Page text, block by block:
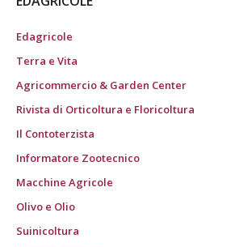
Edagricole
Terra e Vita
Agricommercio & Garden Center
Rivista di Orticoltura e Floricoltura
Il Contoterzista
Informatore Zootecnico
Macchine Agricole
Olivo e Olio
Suinicoltura